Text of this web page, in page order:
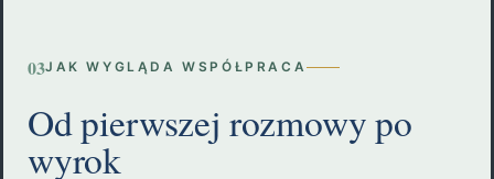
03JAK WYGLĄDA WSPÓŁPRACA
Od pierwszej rozmowy po
wyrok